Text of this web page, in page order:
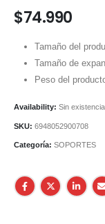
$74.990
Tamaño del
Tamaño de
Peso del
Availability: Sin
SKU: 6948052900708
Categoría: SOPORTES